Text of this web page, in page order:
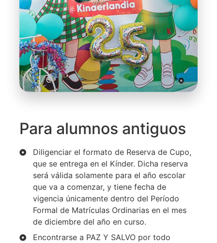
Para alumnos antiguos
Diligenciar el formato de Reserva de Cupo,
que se entrega en el Kínder. Dicha reserva
será válida solamente para el año escolar
que va a comenzar, y tiene fecha de
vigencia únicamente dentro del Período
Formal de Matrículas Ordinarias en el mes
de diciembre del año en curso.
Encontrarse a PAZ Y SALVO por todo